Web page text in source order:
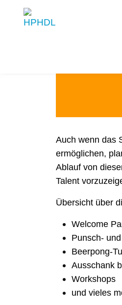
Auch wenn das
ermöglichen,
Ablauf von
Talent
Übersicht über
Welcome
Punsch-
Beerpong-
Ausschank
Workshops
und vieles